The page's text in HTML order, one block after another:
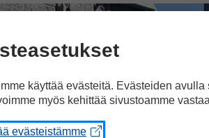
käyttää evästeitä. Evästeiden
myös kehittää sivustoamme
evästeistämme